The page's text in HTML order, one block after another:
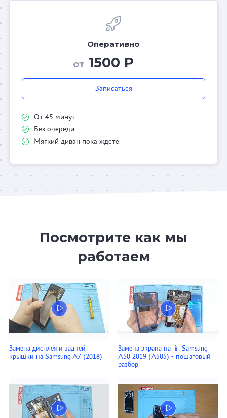
Оперативно
от 1500 Р
Записаться
От 45 минут
Без очереди
Мягкий диван пока ждете
Посмотрите как мы
работаем
Замена дисплея и задней
крышки на Samsung A7 (2018)
Замена экрана на 📱 Samsung
A50 2019 (A505) - пошаговый
разбор